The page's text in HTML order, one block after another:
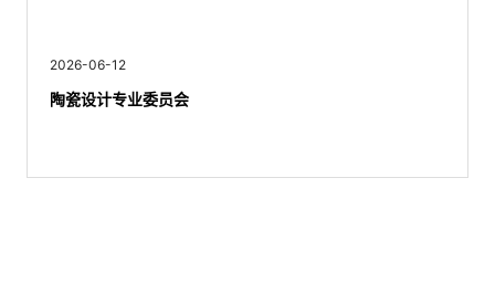
2026-06-12
陶瓷设计专业委员会